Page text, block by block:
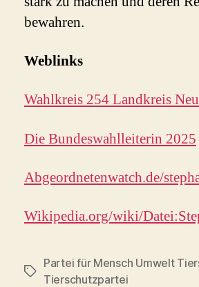
bewahren.
Weblinks
Wahlkreis 254 Landkreis
Die Bundeswahlleiterin 2025
Abgeordnetenwatch.de/
Wikipedia.org/wiki/
Schlagwörter
Partei für Mensch Umwelt
Tierschutzpartei